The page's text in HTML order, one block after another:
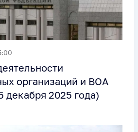
организаций и ВОА
декабря 2025 года)